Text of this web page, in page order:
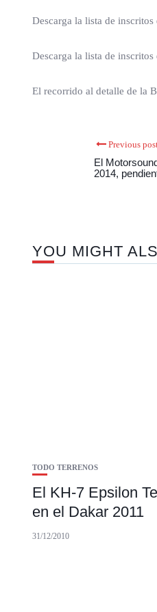
Descarga la lista de
Descarga la lista de inscritos
El recorrido al detalle de la
Previous
El
2014,
YOU MIGHT
TODO TERRENOS
El KH-7 Epsilon
en el Dakar 2011
31/12/2010